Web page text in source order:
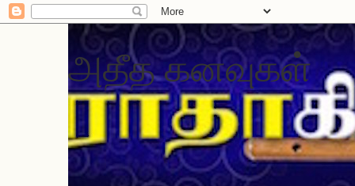
அதீத கனவுகள்